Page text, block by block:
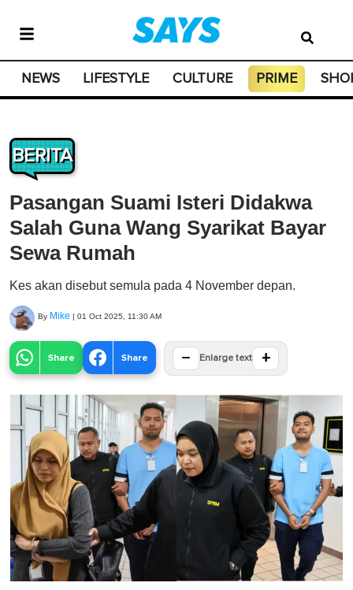
NEWS LIFESTYLE CULTURE PRIME
BERITA
Pasangan Suami Isteri Didakwa
Salah Guna Wang Syarikat Bayar
Sewa Rumah
Kes akan disebut semula pada 4 November depan.
By Mike | 01 Oct 2025, 11:30 AM
Share Share − Enlarge text +